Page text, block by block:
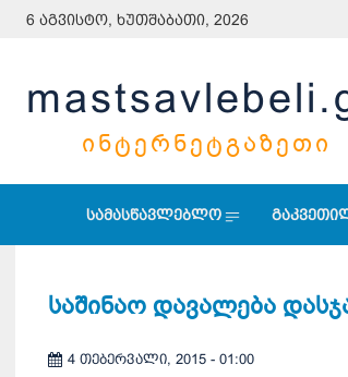
6 აგვისტო, ხუთშაბათი, 2026
ᲘᲜᲢᲔᲠᲜᲔᲢᲒᲐᲖᲔᲗᲘ
სამასწავლებლო
საშინაო დავალება
4 თებერვალი, 2015 - 01:00